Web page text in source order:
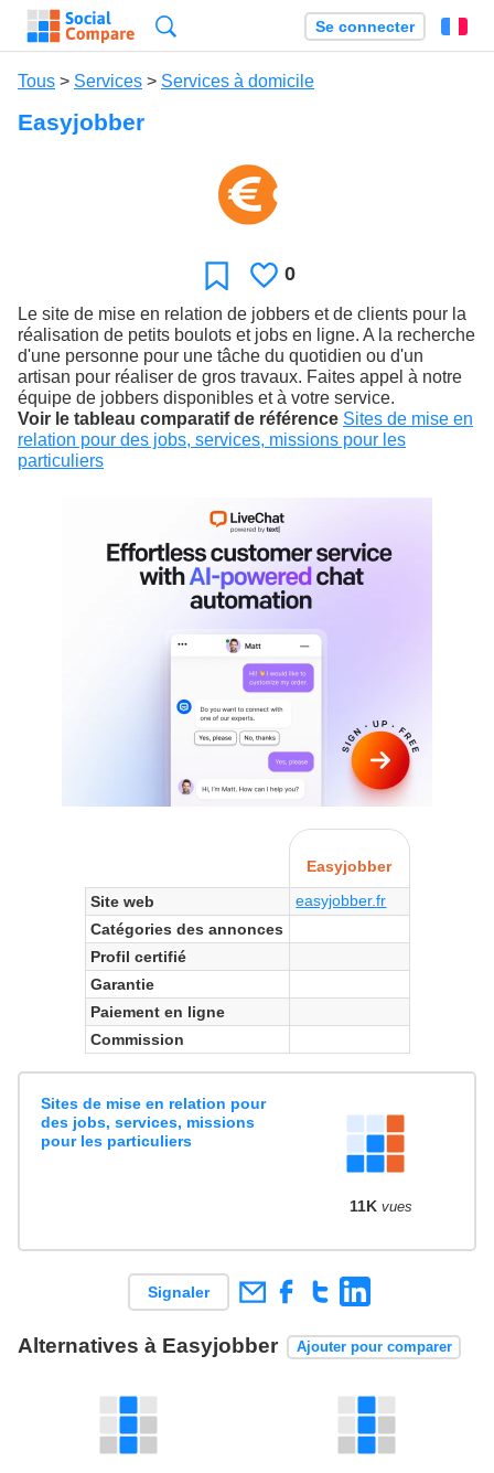
Se connecter
Tous > Services > Services à domicile
Easyjobber
Favori J'aime
0
Le site de mise en relation de jobbers et de clients pour la
réalisation de petits boulots et jobs en ligne. A la recherche
d'une personne pour une tâche du quotidien ou d'un
artisan pour réaliser de gros travaux. Faites appel à notre
équipe de jobbers disponibles et à votre service.
Voir le tableau comparatif de référence Sites de mise en
relation pour des jobs, services, missions pour les
particuliers
Easyjobber
Site web
easyjobber.fr
Catégories des annonces
Profil certifié
Garantie
Paiement en ligne
Commission
Sites de mise en relation pour
des jobs, services, missions
pour les particuliers
11K vues
Signaler
Alternatives à Easyjobber Ajouter pour comparer